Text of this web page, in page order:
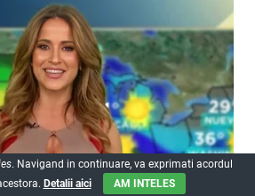
. Navigand in continuare, va exprimati acordul
Detalii aici AM INTELES